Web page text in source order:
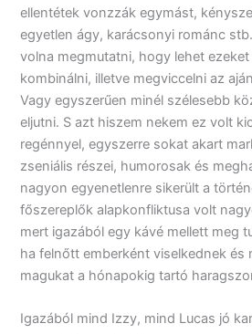
ellentétek vonzzák egymást,
egyetlen ágy, karácsonyi románc
volna megmutatni, hogy lehet
kombinálni, illetve megviccelni az
Vagy egyszerűen minél szélesebb
eljutni. S azt hiszem nekem ez volt
regénnyel, egyszerre sokat akart
zseniális részei, humorosak és
nagyon egyenetlenre sikerült a
főszereplők alapkonfliktusa volt
mert igazából egy kávé mellett meg
ha felnőtt emberként viselkednek és
magukat a hónapokig tartó
Igazából mind Izzy, mind Lucas jó